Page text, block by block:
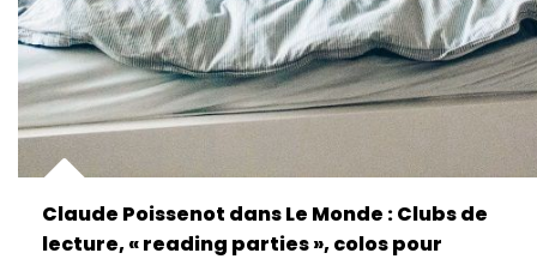
Claude Poissenot dans Le Monde : Clubs de
lecture, « reading parties », colos pour